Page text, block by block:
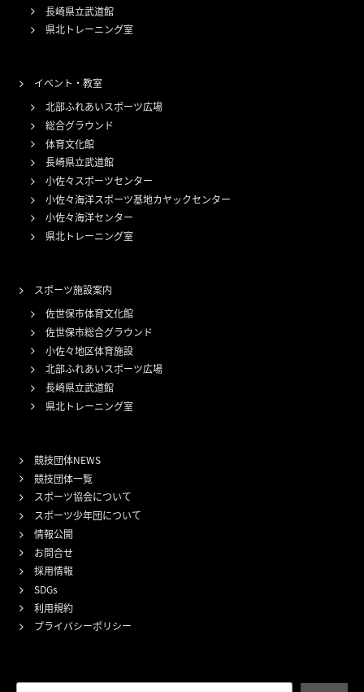
長崎県立武道館
県北トレーニング室
イベント・教室
北部ふれあいスポーツ広場
総合グラウンド
体育文化館
長崎県立武道館
小佐々スポーツセンター
小佐々海洋スポーツ基地カヤックセンター
小佐々海洋センター
県北トレーニング室
スポーツ施設案内
佐世保市体育文化館
佐世保市総合グラウンド
小佐々地区体育施設
北部ふれあいスポーツ広場
長崎県立武道館
県北トレーニング室
競技団体NEWS
競技団体一覧
スポーツ協会について
スポーツ少年団について
情報公開
お問合せ
採用情報
SDGs
利用規約
プライバシーポリシー